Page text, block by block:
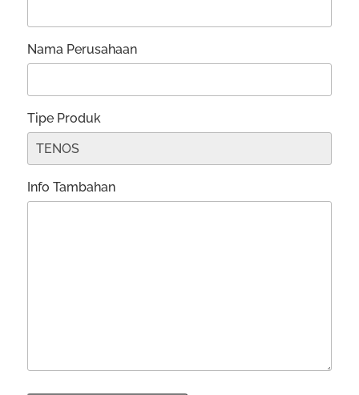
Nama Perusahaan
Tipe Produk
Info Tambahan